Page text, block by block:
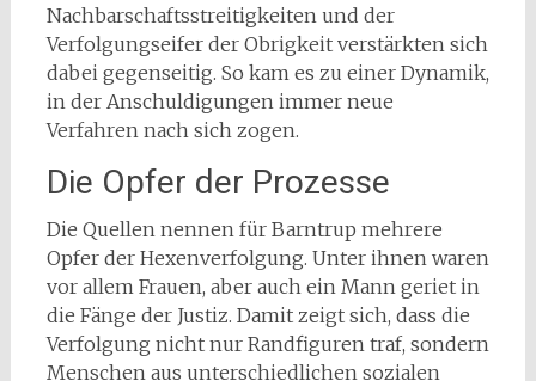
Nachbarschaftsstreitigkeiten und der
Verfolgungseifer der Obrigkeit verstärkten sich
dabei gegenseitig. So kam es zu einer Dynamik,
in der Anschuldigungen immer neue
Verfahren nach sich zogen.
Die Opfer der Prozesse
Die Quellen nennen für Barntrup mehrere
Opfer der Hexenverfolgung. Unter ihnen waren
vor allem Frauen, aber auch ein Mann geriet in
die Fänge der Justiz. Damit zeigt sich, dass die
Verfolgung nicht nur Randfiguren traf, sondern
Menschen aus unterschiedlichen sozialen